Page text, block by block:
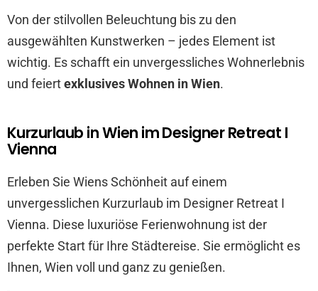
Von der stilvollen Beleuchtung bis zu den
ausgewählten Kunstwerken – jedes Element ist
wichtig. Es schafft ein unvergessliches Wohnerlebnis
und feiertexklusives Wohnen in Wien.
Kurzurlaub in Wien im Designer Retreat I
Vienna
Erleben Sie Wiens Schönheit auf einem
unvergesslichen Kurzurlaub im Designer Retreat I
Vienna. Diese luxuriöse Ferienwohnung ist der
perfekte Start für Ihre Städtereise. Sie ermöglicht es
Ihnen, Wien voll und ganz zu genießen.